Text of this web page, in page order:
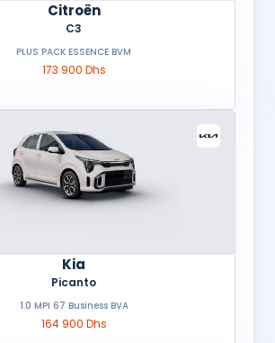
Citroën
C3
PLUS PACK ESSENCE BVM
173 900 Dhs
Kia
Picanto
1.0 MPI 67 Business BVA
164 900 Dhs